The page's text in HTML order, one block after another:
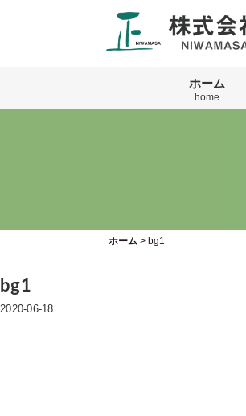
ホーム
home
ホーム > bg1
bg1
2020-06-18